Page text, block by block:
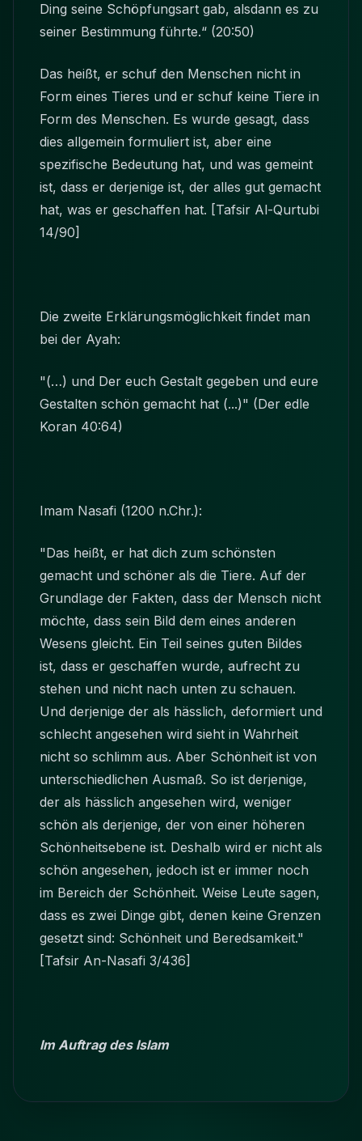
Ding seine Schöpfungsart gab, alsdann es zu
seiner Bestimmung führte.“ (20:50)
Das heißt, er schuf den Menschen nicht in
Form eines Tieres und er schuf keine Tiere in
Form des Menschen. Es wurde gesagt, dass
dies allgemein formuliert ist, aber eine
spezifische Bedeutung hat, und was gemeint
ist, dass er derjenige ist, der alles gut gemacht
hat, was er geschaffen hat. [Tafsir Al-Qurtubi
14/90]
Die zweite Erklärungsmöglichkeit findet man
bei der Ayah:
"(…) und Der euch Gestalt gegeben und eure
Gestalten schön gemacht hat (...)" (Der edle
Koran 40:64)
Imam Nasafi (1200 n.Chr.):
"Das heißt, er hat dich zum schönsten
gemacht und schöner als die Tiere. Auf der
Grundlage der Fakten, dass der Mensch nicht
möchte, dass sein Bild dem eines anderen
Wesens gleicht. Ein Teil seines guten Bildes
ist, dass er geschaffen wurde, aufrecht zu
stehen und nicht nach unten zu schauen.
Und derjenige der als hässlich, deformiert und
schlecht angesehen wird sieht in Wahrheit
nicht so schlimm aus. Aber Schönheit ist von
unterschiedlichen Ausmaß. So ist derjenige,
der als hässlich angesehen wird, weniger
schön als derjenige, der von einer höheren
Schönheitsebene ist. Deshalb wird er nicht als
schön angesehen, jedoch ist er immer noch
im Bereich der Schönheit. Weise Leute sagen,
dass es zwei Dinge gibt, denen keine Grenzen
gesetzt sind: Schönheit und Beredsamkeit."
[Tafsir An-Nasafi 3/436]
Im Auftrag des Islam